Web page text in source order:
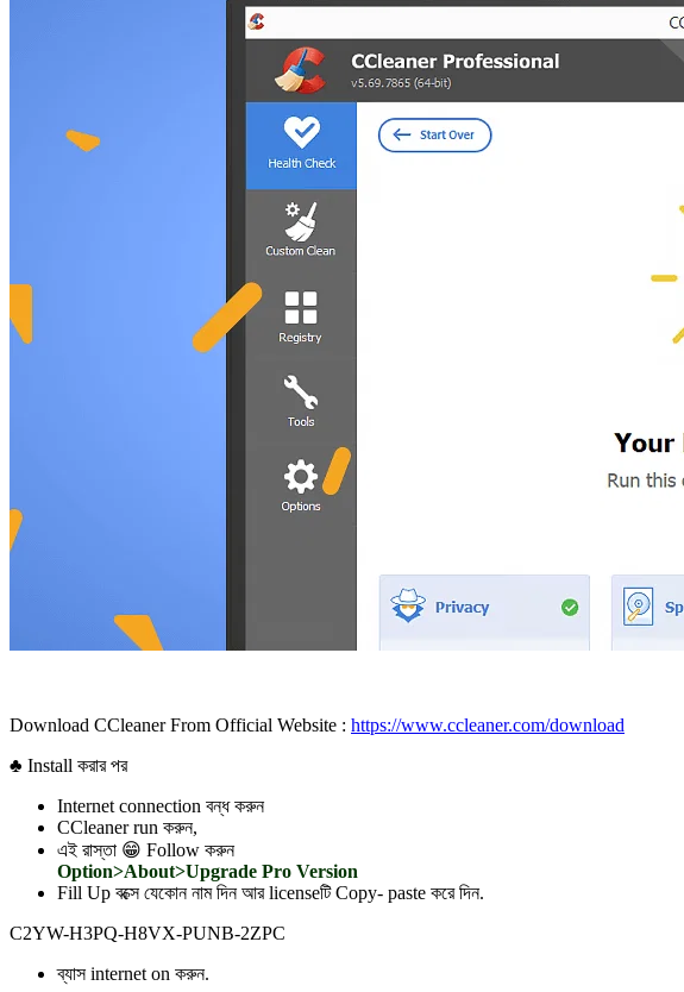
Download CCleaner From Official Website : https://www.ccleaner.com/download
♣ Install করার পর
Internet connection বন্ধ করুন
CCleaner run করুন,
এই রাস্তা 😁 Follow করুন
Option>About>Upgrade Pro Version
Fill Up বক্সে যেকোন নাম দিন আর licenseটি Copy- paste করে দিন.
C2YW-H3PQ-H8VX-PUNB-2ZPC
ব্যাস internet on করুন.